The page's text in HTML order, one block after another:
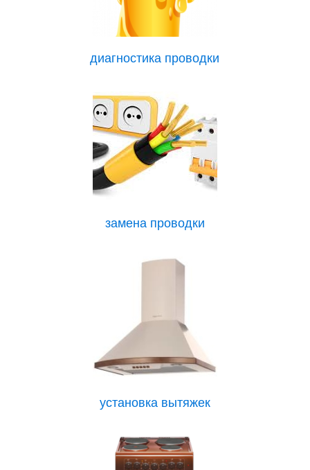
диагностика проводки
замена проводки
установка вытяжек